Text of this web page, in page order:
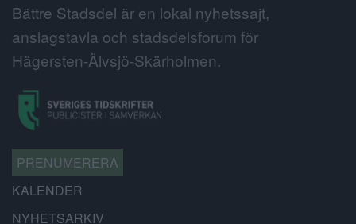
Bättre Stadsdel är en lokal nyhetssajt,
anslagstavla och stadsdelsforum för
Hägersten-Älvsjö-Skärholmen.
PRENUMERERA
KALENDER
NYHETSARKIV